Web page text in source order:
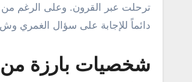
ترحلت عبر القرون. وعلى الرغم من
دائماً للإجابة على سؤال الغمري وش
شخصيات بارزة